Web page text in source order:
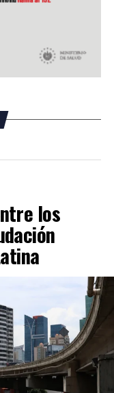
reapertura tras
primeros meses
los